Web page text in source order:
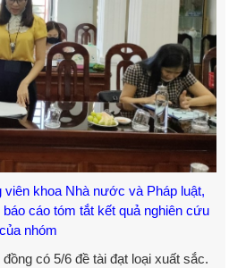
viên khoa Nhà nước và Pháp luật,
cáo tóm tắt kết quả nghiên cứu
của nhóm
có 5/6 đề tài đạt loại xuất sắc.